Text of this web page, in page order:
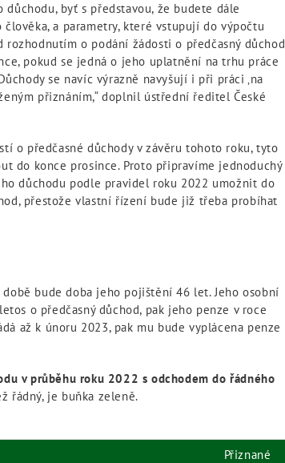
důchodu, byť s představou, že budete dále
a parametry, které vstupují do výpočtu
o podání žádosti o předčasný důchod
pokud se jedná o jeho uplatnění na trhu práce
se navíc výrazně navyšují i při práci ‚na
přiznáním,“ doplnil ústřední ředitel České
o předčasné důchody v závěru tohoto roku, tyto
do konce prosince. Proto připravíme jednoduchý
důchodu podle pravidel roku 2022 umožnit do
přestože vlastní řízení bude již třeba probíhat
bude doba jeho pojištění 46 let. Jeho osobní
o předčasný důchod, pak jeho penze v roce
až k únoru 2023, pak mu bude vyplácena penze
v průběhu roku 2022 s odchodem do řádného
vyšší než řádný, je buňka zeleně.
Přiznané